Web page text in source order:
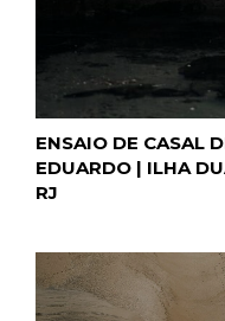
ENSAIO DE CASAL
EDUARDO | ILHA
RJ